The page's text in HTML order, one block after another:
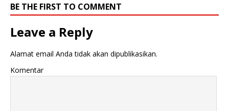
BE THE FIRST TO COMMENT
Leave a Reply
Alamat email Anda tidak akan dipublikasikan.
Komentar